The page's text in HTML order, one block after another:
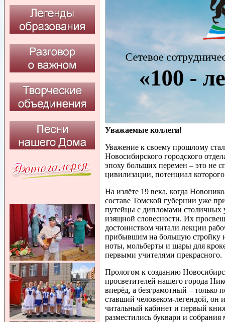
Уважаемые коллеги!
Уважение к своему прошлому
Новосибирского городского
эпоху больших перемен – это не
цивилизации, потенциал
На излёте 19 века, когда
составе Томской губернии уже
путейцы с дипломами столичных
изящной словесности. Их
достоинством читали лекции
прибывшим на большую стройку
ноты, мольберты и шары для
первыми учителями прекрасного.
Прологом к созданию
просветителей нашего города
вперёд, а безграмотный – только
ставший человеком-легендой, он
читальный кабинет и первый
разместились буквари и